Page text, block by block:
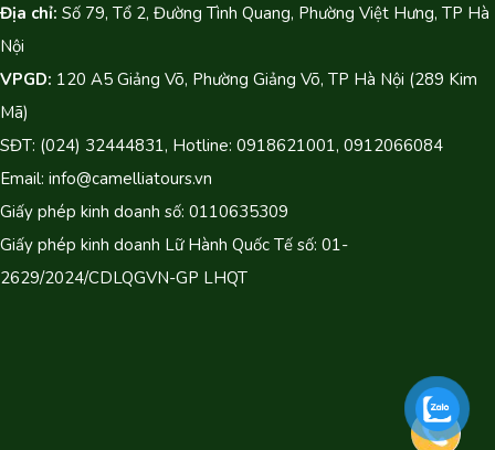
Địa chỉ: Số 79, Tổ 2, Đường Tình Quang, Phường Việt Hưng, TP Hà
Nội
VPGD: 120 A5 Giảng Võ, Phường Giảng Võ, TP Hà Nội (289 Kim
Mã)
SĐT: (024) 32444831, Hotline: 0918621001, 0912066084
Email: info@camelliatours.vn
Giấy phép kinh doanh số: 0110635309
Giấy phép kinh doanh Lữ Hành Quốc Tế số: 01-
2629/2024/CDLQGVN-GP LHQT